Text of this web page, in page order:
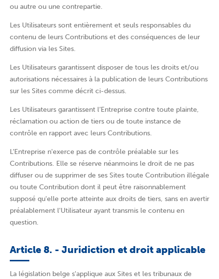
ou autre ou une contrepartie.
Les Utilisateurs sont entièrement et seuls responsables du
contenu de leurs Contributions et des conséquences de leur
diffusion via les Sites.
Les Utilisateurs garantissent disposer de tous les droits et/ou
autorisations nécessaires à la publication de leurs Contributions
sur les Sites comme décrit ci-dessus.
Les Utilisateurs garantissent l’Entreprise contre toute plainte,
réclamation ou action de tiers ou de toute instance de
contrôle en rapport avec leurs Contributions.
L’Entreprise n'exerce pas de contrôle préalable sur les
Contributions. Elle se réserve néanmoins le droit de ne pas
diffuser ou de supprimer de ses Sites toute Contribution illégale
ou toute Contribution dont il peut être raisonnablement
supposé qu'elle porte atteinte aux droits de tiers, sans en avertir
préalablement l'Utilisateur ayant transmis le contenu en
question.
Article 8. - Juridiction et droit applicable
La législation belge s'applique aux Sites et les tribunaux de